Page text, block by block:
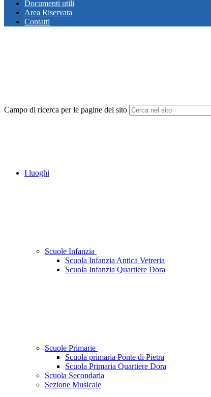
Documenti utili
Area Riservata
Contatti
Campo di ricerca per le pagine del sito
I luoghi
Scuole Infanzia
Scuola Infanzia Antica Vetreria
Scuola Infanzia Quartiere Dora
Scuole Primarie
Scuola primaria Ponte di Pietra
Scuola Primaria Quartiere Dora
Scuola Secondaria
Sezione Musicale